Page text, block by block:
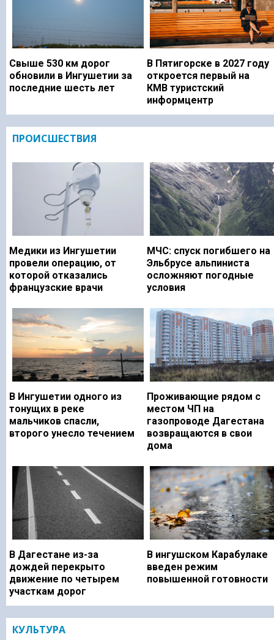
Свыше 530 км дорог
обновили в Ингушетии за
последние шесть лет
В Пятигорске в 2027 году
откроется первый на
КМВ туристский
информцентр
ПРОИСШЕСТВИЯ
Медики из Ингушетии
провели операцию, от
которой отказались
французские врачи
МЧС: спуск погибшего на
Эльбрусе альпиниста
осложняют погодные
условия
В Ингушетии одного из
тонущих в реке
мальчиков спасли,
второго унесло течением
Проживающие рядом с
местом ЧП на
газопроводе Дагестана
возвращаются в свои
дома
В Дагестане из-за
дождей перекрыто
движение по четырем
участкам дорог
В ингушском Карабулаке
введен режим
повышенной готовности
КУЛЬТУРА